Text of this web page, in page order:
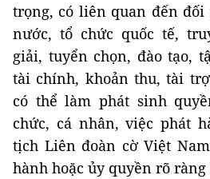
trọng, có liên quan đến đối
nước, tổ chức quốc tế,
giải, tuyển chọn, đào tạo,
tài chính, khoản thu, tài
có thể làm phát sinh
chức, cá nhân, việc phát
tịch Liên đoàn cờ Việt
hành hoặc ủy quyền rõ